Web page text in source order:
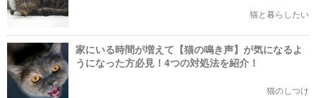
猫と暮らしたい
家にいる時間が増えて【猫の鳴き声】が気になるよ
うになった方必見！4つの対処法を紹介！
猫のしつけ